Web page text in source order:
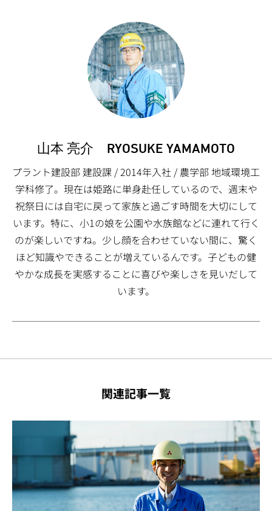
山本 亮介 RYOSUKE YAMAMOTO
プラント建設部 建設課 / 2014年入社 / 農学部 地域環境工
学科修了。現在は姫路に単身赴任しているので、週末や
祝祭日には自宅に戻って家族と過ごす時間を大切にして
います。特に、小1の娘を公園や水族館などに連れて行く
のが楽しいですね。少し顔を合わせていない間に、驚く
ほど知識やできることが増えているんです。子どもの健
やかな成長を実感することに喜びや楽しさを見いだして
います。
関連記事一覧